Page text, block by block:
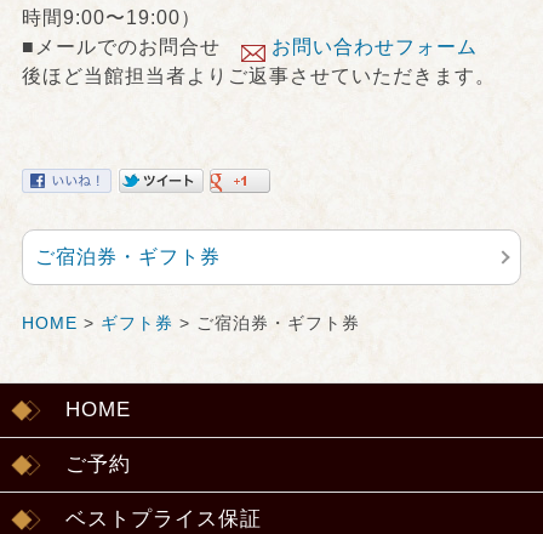
時間9:00〜19:00）
■メールでのお問合せ
お問い合わせフォーム
後ほど当館担当者よりご返事させていただきます。
ご宿泊券・ギフト券
HOME > ギフト券 > ご宿泊券・ギフト券
HOME
ご予約
ベストプライス保証